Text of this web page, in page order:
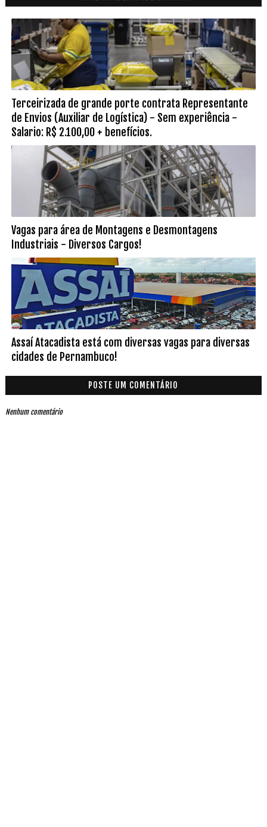
Terceirizada de grande porte contrata Representante
de Envios (Auxiliar de Logística) - Sem experiência -
Salario: R$ 2.100,00 + benefícios.
Vagas para área de Montagens e Desmontagens
Industriais - Diversos Cargos!
Assaí Atacadista está com diversas vagas para diversas
cidades de Pernambuco!
POSTE UM COMENTÁRIO
Nenhum comentário